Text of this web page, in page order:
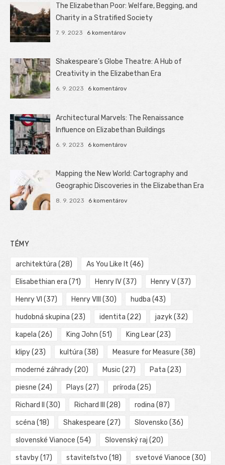
The Elizabethan Poor: Welfare, Begging, and
Charity in a Stratified Society
7. 9. 2023 6 komentárov
Shakespeare’s Globe Theatre: A Hub of
Creativity in the Elizabethan Era
6. 9. 2023 6 komentárov
Architectural Marvels: The Renaissance
Influence on Elizabethan Buildings
6. 9. 2023 6 komentárov
Mapping the New World: Cartography and
Geographic Discoveries in the Elizabethan Era
8. 9. 2023 6 komentárov
TÉMY
architektúra (28) As You Like It (46)
Elisabethian era (71) Henry IV(37) Henry V(37)
Henry VI (37) Henry VIII (30) hudba (43)
hudobná skupina (23) identita (22) jazyk(32)
kapela (26) King John (51) King Lear(23)
klipy(23) kultúra (38) Measure for Measure (38)
moderné záhrady(20) Music (27) Pata (23)
piesne (24) Plays (27) príroda (25)
Richard II (30) Richard III (28) rodina (87)
scéna (18) Shakespeare (27) Slovensko (36)
slovenské Vianoce (54) Slovenský raj (20)
stavby(17) staviteľstvo (18) svetové Vianoce (30)